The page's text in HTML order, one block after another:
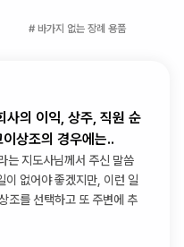
# 바가지 없는 장례 용품
사의 이익, 상주, 직원 순
상조의 경우에는..
는 지도사님께서 주신 말씀
이 없어야 좋겠지만, 이런 일
조를 선택하고 또 주변에 추